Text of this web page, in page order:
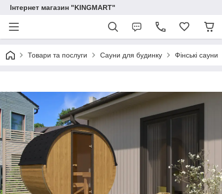
Інтернет магазин "KINGMART"
Товари та послуги Сауни для будинку Фінські сауни